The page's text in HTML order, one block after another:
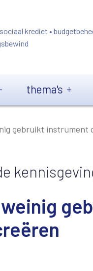
krediet •
thema's
gebruikt instrument